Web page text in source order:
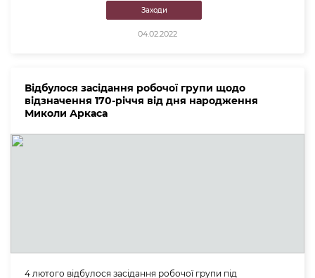
Заходи
04.02.2022
Відбулося засідання робочої групи щодо
відзначення 170-річчя від дня народження
Миколи Аркаса
4 лютого відбулося засідання робочої групи під